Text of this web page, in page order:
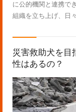
に公的機関と連携で
組織を立ち上げ、日
災害救助犬を目
性はあるの？